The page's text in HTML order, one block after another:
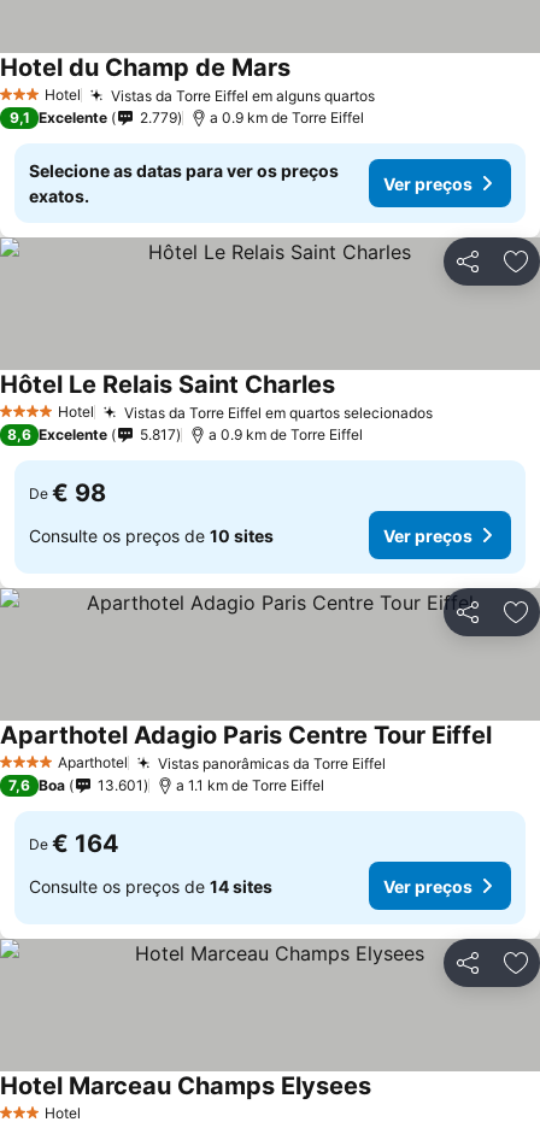
3 EstrelasHotel Vistas da Torre Eiffel em alguns quartos
Hotel du Champ de Mars
9,1 Excelente 2.779 a 0.9 km de Torre Eiffel
Selecione as datas para ver os preços
exatos.
Ver preços
Partilhar
4 EstrelasHotel Vistas da Torre Eiffel em quartos selecionados
Hôtel Le Relais Saint Charles
8,6 Excelente 5.817 a 0.9 km de Torre Eiffel
De € 98
Consulte os preços de 10 sites Ver preços
Partilhar
4 EstrelasAparthotel Vistas panorâmicas da Torre Eiffel
Aparthotel Adagio Paris Centre Tour Eiffel
7,6 Boa 13.601 a 1.1 km de Torre Eiffel
De € 164
Consulte os preços de 14 sites Ver preços
Partilhar
Hotel
Hotel Marceau Champs Elysees